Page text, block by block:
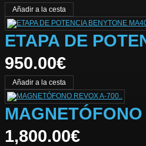
ETAPA DE
950.00€
1,800.00€